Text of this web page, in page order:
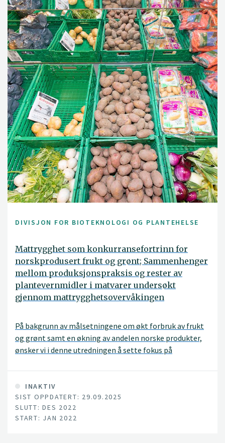
DIVISJON FOR BIOTEKNOLOGI OG PLANTEHELSE
Mattrygghet som konkurransefortrinn for
norskprodusert frukt og grønt; Sammenhenger
mellom produksjonspraksis og rester av
plantevernmidler i matvarer undersøkt
gjennom mattrygghetsovervåkingen
På bakgrunn av målsetningene om økt forbruk av frukt
og grønt samt en økning av andelen norske produkter,
ønsker vi i denne utredningen å sette fokus på
forhold til ulike produksjonsmåter for å bidra til å sikre
en trygg økning i konsumet.
INAKTIV
SIST OPPDATERT: 29.09.2025
SLUTT: DES 2022
START: JAN 2022